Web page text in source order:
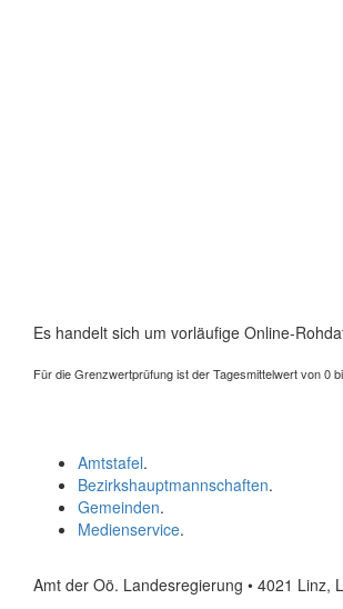
Es handelt sich um vorläufige Online-
Für die Grenzwertprüfung ist der Tagesmittelwert von 0
Amtstafel.
Bezirkshauptmannschaften.
Gemeinden.
Medienservice.
Amt der Oö. Landesregierung • 4021 Linz,